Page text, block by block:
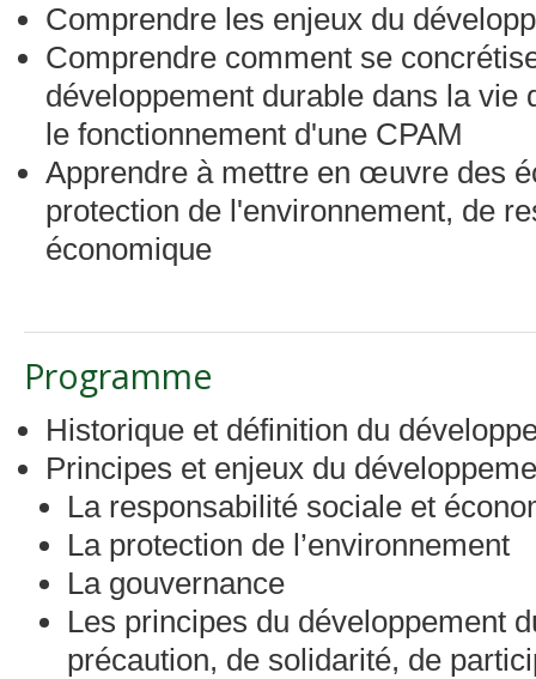
Comprendre les enjeux du
Comprendre comment se
développement durable dans la vie
le fonctionnement d'une CPAM
Apprendre à mettre en œuvre des
protection de l'environnement, de
économique
Programme
Historique et définition du
Principes et enjeux du
La responsabilité sociale et
La protection de l’environnement
La gouvernance
Les principes du développement
précaution, de solidarité, de